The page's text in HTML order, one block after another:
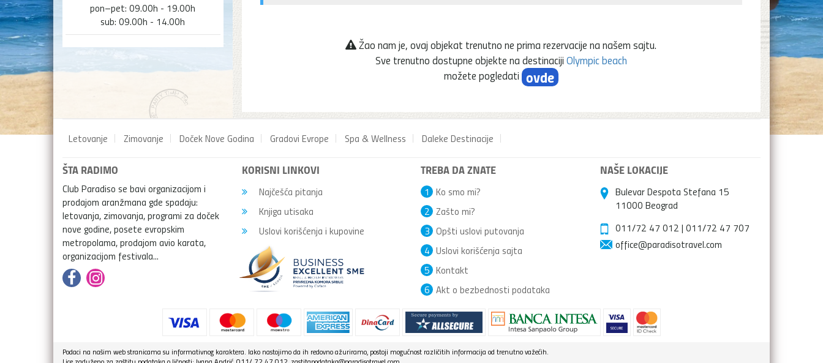
Žao nam je, ovaj objekat trenutno ne prima rezervacije na našem sajtu.
Sve trenutno dostupne objekte na destinaciji Olympic beach
možete pogledati ovde
pon–pet: 09.00h - 19.00h
sub: 09.00h - 14.00h
Letovanje Zimovanje Doček Nove Godina Gradovi Evrope Spa & Wellness Daleke Destinacije
ŠTA RADIMO
Club Paradiso se bavi organizacijom i
prodajom aranžmana gde spadaju:
letovanja, zimovanja, programi za doček
nove godine, posete evropskim
metropolama, prodajom avio karata,
organizacijom festivala...
KORISNI LINKOVI
Najčešća pitanja
Knjiga utisaka
Uslovi korišćenja i kupovine
TREBA DA ZNATE
Ko smo mi?
1
Zašto mi?
2
Opšti uslovi putovanja
3
Uslovi korišćenja sajta
4
Kontakt
5
Akt o bezbednosti podataka
6
NAŠE LOKACIJE
Bulevar Despota Stefana 15
11000 Beograd
011/72 47 012 | 011/72 47 707
office@paradisotravel.com
Podaci na našim web stranicama su informativnog karaktera. Iako nastojimo da ih redovno ažuriramo, postoji mogućnost različitih informacija od trenutno važećih.